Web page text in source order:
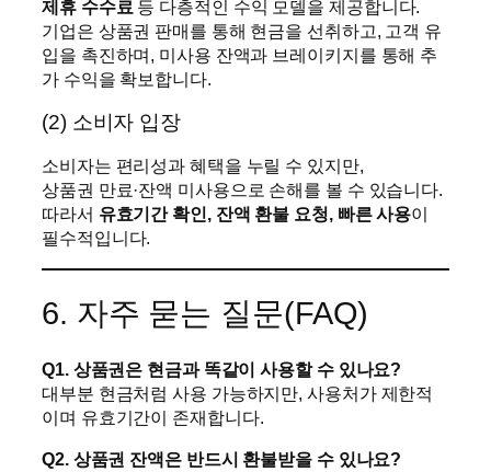
제휴 수수료 등 다층적인 수익 모델을 제공합니다.
기업은 상품권 판매를 통해 현금을 선취하고, 고객 유
입을 촉진하며, 미사용 잔액과 브레이키지를 통해 추
가 수익을 확보합니다.
(2) 소비자 입장
소비자는 편리성과 혜택을 누릴 수 있지만,
상품권 만료·잔액 미사용으로 손해를 볼 수 있습니다.
따라서 유효기간 확인, 잔액 환불 요청, 빠른 사용이
필수적입니다.
6. 자주 묻는 질문(FAQ)
Q1. 상품권은 현금과 똑같이 사용할 수 있나요?
대부분 현금처럼 사용 가능하지만, 사용처가 제한적
이며 유효기간이 존재합니다.
Q2. 상품권 잔액은 반드시 환불받을 수 있나요?